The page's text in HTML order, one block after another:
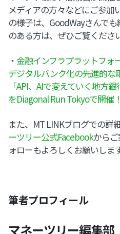
メディアの方々などにご参加
の様子は、GoodWayさんで
のある方は、ぜひご覧くださ
・ 金融インフラプラットフォ
デジタルバンク化の先進的な
「API、AIで変えていく地方
をDiagonal Run Tokyoで開催！
また、MT LINKブログでの詳
ーツリー公式Facebookからご
ォローもよろしくお願いします
筆者プロフィール
マネーツリー編集部